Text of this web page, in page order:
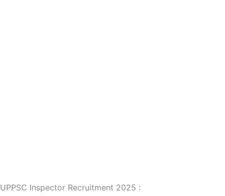
UPPSC Inspector Recruitment 2025 :